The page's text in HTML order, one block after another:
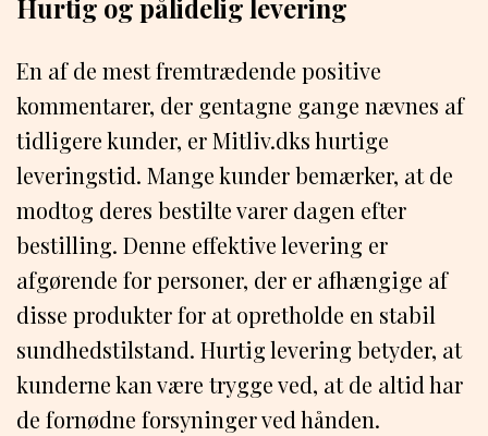
Hurtig og pålidelig levering
En af de mest fremtrædende positive
kommentarer, der gentagne gange nævnes af
tidligere kunder, er Mitliv.dks hurtige
leveringstid. Mange kunder bemærker, at de
modtog deres bestilte varer dagen efter
bestilling. Denne effektive levering er
afgørende for personer, der er afhængige af
disse produkter for at opretholde en stabil
sundhedstilstand. Hurtig levering betyder, at
kunderne kan være trygge ved, at de altid har
de fornødne forsyninger ved hånden.